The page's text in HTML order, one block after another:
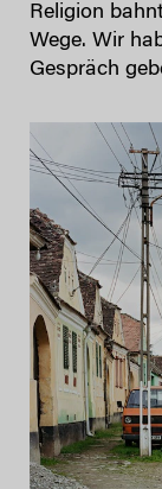
Religion
Wege. Wir
Gespräch